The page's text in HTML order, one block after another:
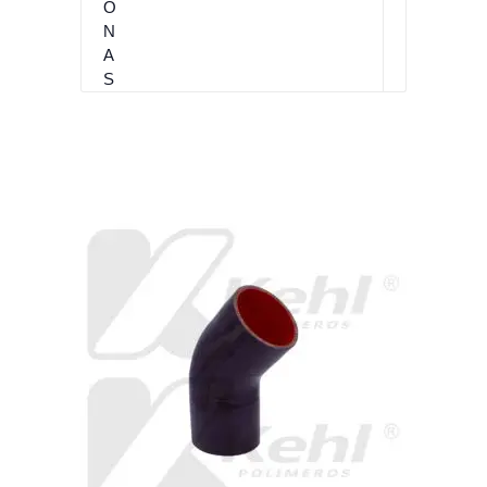
O
N
A
S